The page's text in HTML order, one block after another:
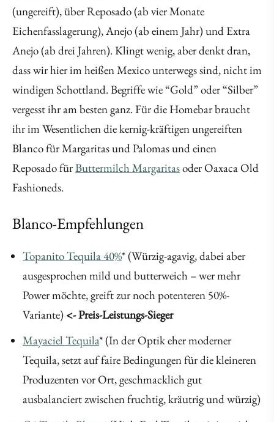
(ungereift), über Reposado (ab vier Monate
Eichenfasslagerung), Anejo (ab einem Jahr) und Extra
Anejo (ab drei Jahren). Klingt wenig, aber denkt dran,
dass wir hier im heißen Mexico unterwegs sind, nicht im
windigen Schottland. Begriffe wie “Gold” oder “Silber”
vergesst ihr am besten ganz. Für die Homebar braucht
ihr im Wesentlichen die kernig-kräftigen ungereiften
Blanco für Margaritas und Palomas und einen
Reposado fürButtermilch Margaritasoder Oaxaca Old
Fashioneds.
Blanco-Empfehlungen
Topanito Tequila 40%* (Würzig-agavig, dabei aber
ausgesprochen mild und butterweich – wer mehr
Power möchte, greift zur noch potenteren 50%-
Variante) <- Preis-Leistungs-Sieger
Mayaciel Tequila* (In der Optik eher moderner
Tequila, setzt auf faire Bedingungen für die kleineren
Produzenten vor Ort, geschmacklich gut
ausbalanciert zwischen fruchtig, kräutrig und würzig)